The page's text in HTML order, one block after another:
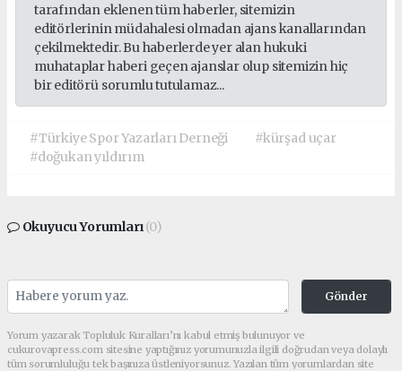
tarafından eklenen tüm haberler, sitemizin
editörlerinin müdahalesi olmadan ajans kanallarından
çekilmektedir. Bu haberlerde yer alan hukuki
muhataplar haberi geçen ajanslar olup sitemizin hiç
bir editörü sorumlu tutulamaz...
#Türkiye Spor Yazarları Derneği
#kürşad uçar
#doğukan yıldırım
Okuyucu Yorumları(0)
Gönder
Yorum yazarak Topluluk Kuralları’nı kabul etmiş bulunuyor ve
cukurovapress.com sitesine yaptığınız yorumunuzla ilgili doğrudan veya dolaylı
tüm sorumluluğu tek başınıza üstleniyorsunuz. Yazılan tüm yorumlardan site